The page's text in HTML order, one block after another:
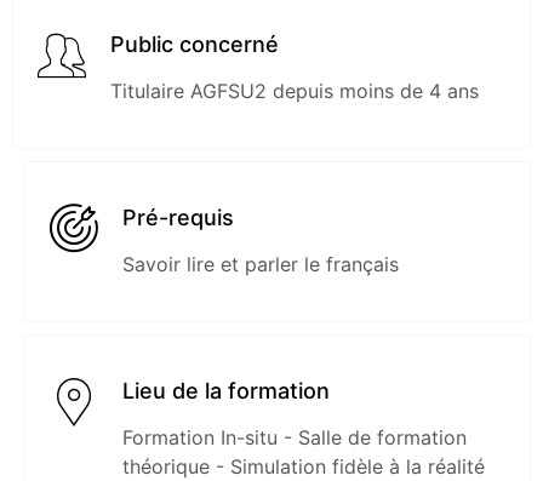
Public concerné
Titulaire AGFSU2 depuis moins de 4 ans
Pré-requis
Savoir lire et parler le français
Lieu de la formation
Formation In-situ - Salle de formation
théorique - Simulation fidèle à la réalité